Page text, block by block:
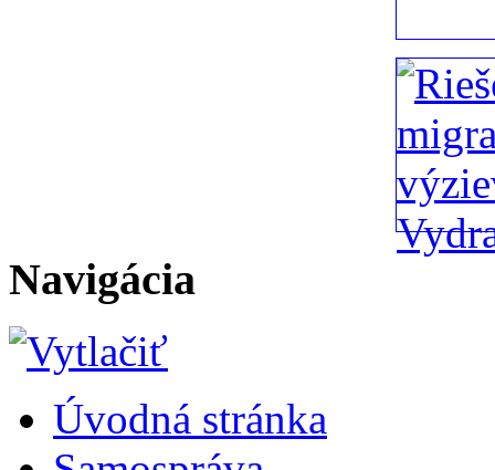
Navigácia
Úvodná stránka